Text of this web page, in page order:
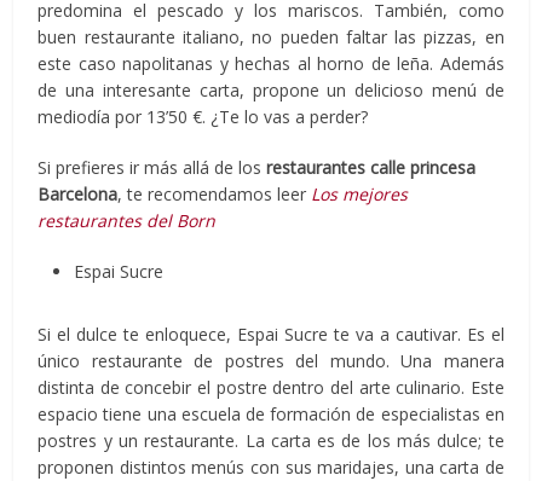
predomina el pescado y los mariscos. También, como
buen restaurante italiano, no pueden faltar las pizzas, en
este caso napolitanas y hechas al horno de leña. Además
de una interesante carta, propone un delicioso menú de
mediodía por 13’50 €. ¿Te lo vas a perder?
Si prefieres ir más allá de losrestaurantes calle princesa
Barcelona, te recomendamos leer Los mejores
restaurantes del Born
Espai Sucre
Si el dulce te enloquece, Espai Sucre te va a cautivar. Es el
único restaurante de postres del mundo. Una manera
distinta de concebir el postre dentro del arte culinario. Este
espacio tiene una escuela de formación de especialistas en
postres y un restaurante. La carta es de los más dulce; te
proponen distintos menús con sus maridajes, una carta de